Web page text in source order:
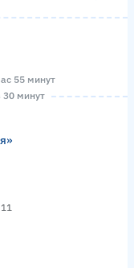
55 минут
минут